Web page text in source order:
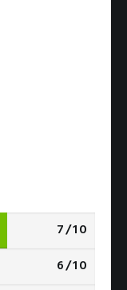
7/10
6/10